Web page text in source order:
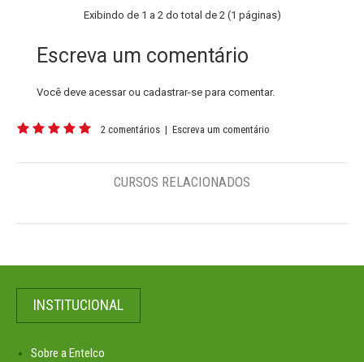
Exibindo de 1 a 2 do total de 2 (1 páginas)
Escreva um comentário
Você deve acessarou cadastrar-se para comentar.
2 comentários | Escreva um comentário
CURSOS RELACIONADOS
INSTITUCIONAL
Sobre a Entelco